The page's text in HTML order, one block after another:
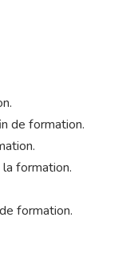
de formation.
formation.
formation.